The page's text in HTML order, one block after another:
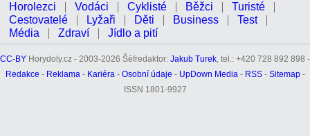
Horolezci Vodáci Cyklisté Běžci
Turisté
Cestovatelé
Lyžaři Děti Business
Test
Média
Zdraví Jídlo a pití
CC-BY Horydoly.cz - 2003-2026 Šéfredaktor: Jakub Turek, tel.: +420 728 892 898 -
Redakce - Reklama- Kariéra- Osobní údaje - UpDown Media- RSS- Sitemap-
ISSN 1801-9927